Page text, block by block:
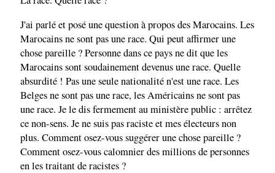
J'ai parlé et posé une question à propos des Marocains. Les
Marocains ne sont pas une race. Qui peut affirmer une
chose pareille ? Personne dans ce pays ne dit que les
Marocains sont soudainement devenus une race. Quelle
absurdité ! Pas une seule nationalité n'est une race. Les
Belges ne sont pas une race, les Américains ne sont pas
une race. Je le dis fermement au ministère public : arrêtez
ce non-sens. Je ne suis pas raciste et mes électeurs non
plus. Comment osez-vous suggérer une chose pareille ?
Comment osez-vous calomnier des millions de personnes
en les traitant de racistes ?